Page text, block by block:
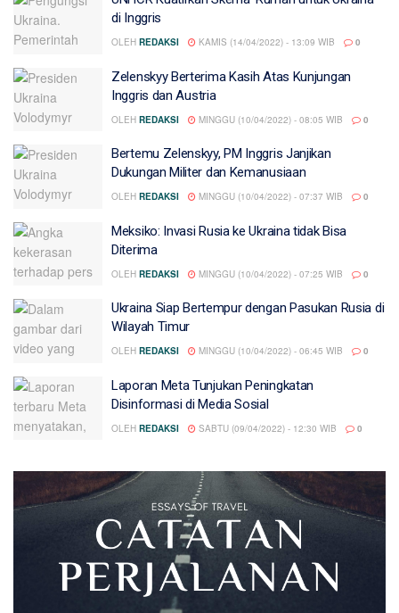
di Inggris
OLEH REDAKSI KAMIS (14/04/2022) - 13:09 WIB 0
Zelenskyy Berterima Kasih Atas Kunjungan
Inggris dan Austria
OLEH REDAKSI MINGGU (10/04/2022) - 08:05 WIB 0
Bertemu Zelenskyy, PM Inggris Janjikan
Dukungan Militer dan Kemanusiaan
OLEH REDAKSI MINGGU (10/04/2022) - 07:37 WIB 0
Meksiko: Invasi Rusia ke Ukraina tidak Bisa
Diterima
OLEH REDAKSI MINGGU (10/04/2022) - 07:25 WIB 0
Ukraina Siap Bertempur dengan Pasukan Rusia di
Wilayah Timur
OLEH REDAKSI MINGGU (10/04/2022) - 06:45 WIB 0
Laporan Meta Tunjukan Peningkatan
Disinformasi di Media Sosial
OLEH REDAKSI SABTU (09/04/2022) - 12:30 WIB 0